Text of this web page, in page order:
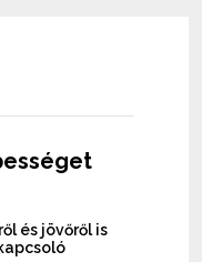
és jövőről is